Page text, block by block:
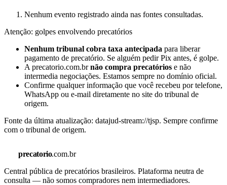
Nenhum evento registrado ainda nas fontes consultadas.
Atenção: golpes envolvendo precatórios
Nenhum tribunal cobra taxa antecipada para liberar
pagamento de precatório. Se alguém pedir Pix antes, é golpe.
A precatorio.com.brnão compra precatórios e não
intermedia negociações. Estamos sempre no domínio oficial.
Confirme qualquer informação que você recebeu por telefone,
WhatsApp ou e-mail diretamente no site do tribunal de
origem.
Fonte da última atualização: datajud-stream://tjsp. Sempre confirme
com o tribunal de origem.
precatorio.com.br
Central pública de precatórios brasileiros. Plataforma neutra de
consulta — não somos compradores nem intermediadores.